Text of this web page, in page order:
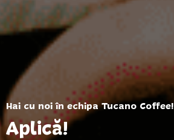
Hai cu noi în echipa Tucano Coffee!
Aplică!